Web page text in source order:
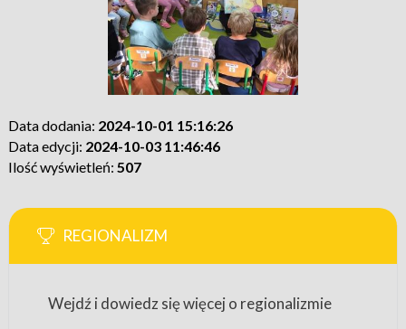
Data dodania: 2024-10-01 15:16:26
Data edycji: 2024-10-03 11:46:46
Ilość wyświetleń: 507
REGIONALIZM
Wejdź i dowiedz się więcej o regionalizmie